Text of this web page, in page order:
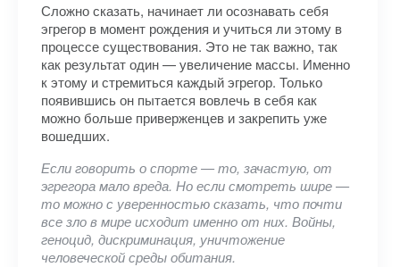
Сложно сказать, начинает ли осознавать себя
эгрегор в момент рождения и учиться ли этому в
процессе существования. Это не так важно, так
как результат один — увеличение массы. Именно
к этому и стремиться каждый эгрегор. Только
появившись он пытается вовлечь в себя как
можно больше приверженцев и закрепить уже
вошедших.
Если говорить о спорте — то, зачастую, от
эгрегора мало вреда. Но если смотреть шире —
то можно с уверенностью сказать, что почти
все зло в мире исходит именно от них. Войны,
геноцид, дискриминация, уничтожение
человеческой среды обитания.